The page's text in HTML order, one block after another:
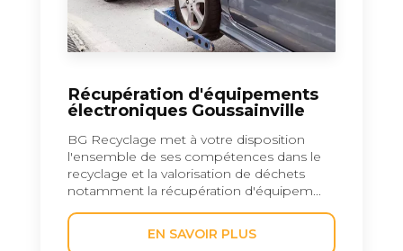
Récupération d'équipements
électroniques Goussainville
BG Recyclage met à votre disposition
l'ensemble de ses compétences dans le
recyclage et la valorisation de déchets
notamment la récupération d'équipem...
EN SAVOIR PLUS